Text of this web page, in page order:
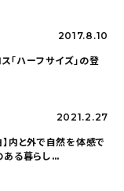
2017.8.10
「ハーフサイズ」の登
2021.2.27
内と外で自然を体感で
る暮らし